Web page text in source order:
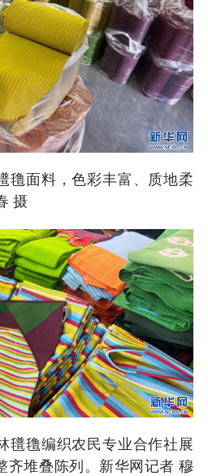
面料，色彩丰富、质地柔
摄
氇编织农民专业合作社展
齐堆叠陈列。新华网记者 穆